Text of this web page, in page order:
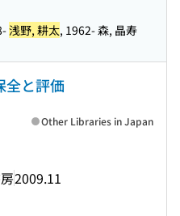
浅野, 耕太, 1962- 森, 晶寿
全と評価
2009.11
Other Libraries in Japan